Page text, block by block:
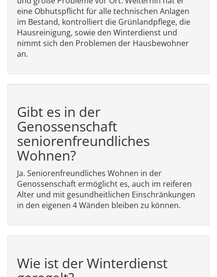
eine Obhutspflicht für alle technischen Anlagen
im Bestand, kontrolliert die Grünlandpflege, die
Hausreinigung, sowie den Winterdienst und
nimmt sich den Problemen der Hausbewohner
an.
Gibt es in der
Genossenschaft
seniorenfreundliches
Wohnen?
Ja. Seniorenfreundliches Wohnen in der
Genossenschaft ermöglicht es, auch im reiferen
Alter und mit gesundheitlichen Einschränkungen
in den eigenen 4 Wänden bleiben zu können.
Wie ist der Winterdienst